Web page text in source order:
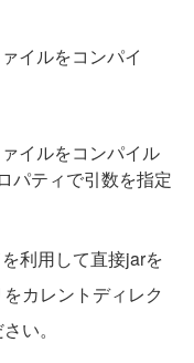
イルをコンパイ
イルをコンパイル
パティで引数を指定
利用して直接jarを
カレントディレク
い。